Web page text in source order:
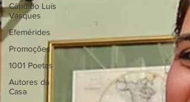
Cândido Luís
Vasques
Efemérides
Promoções
1001 Poetas
Autores da
Casa